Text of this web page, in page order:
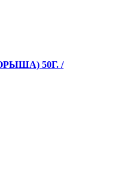
50Г. /